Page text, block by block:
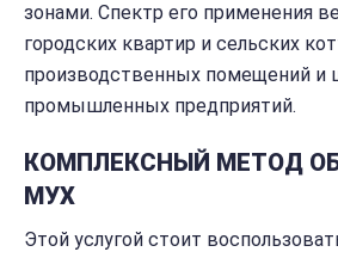
зонами. Спектр его применения
городских квартир и сельских
производственных помещений и
промышленных предприятий.
КОМПЛЕКСНЫЙ МЕТОД
МУХ
Этой услугой стоит